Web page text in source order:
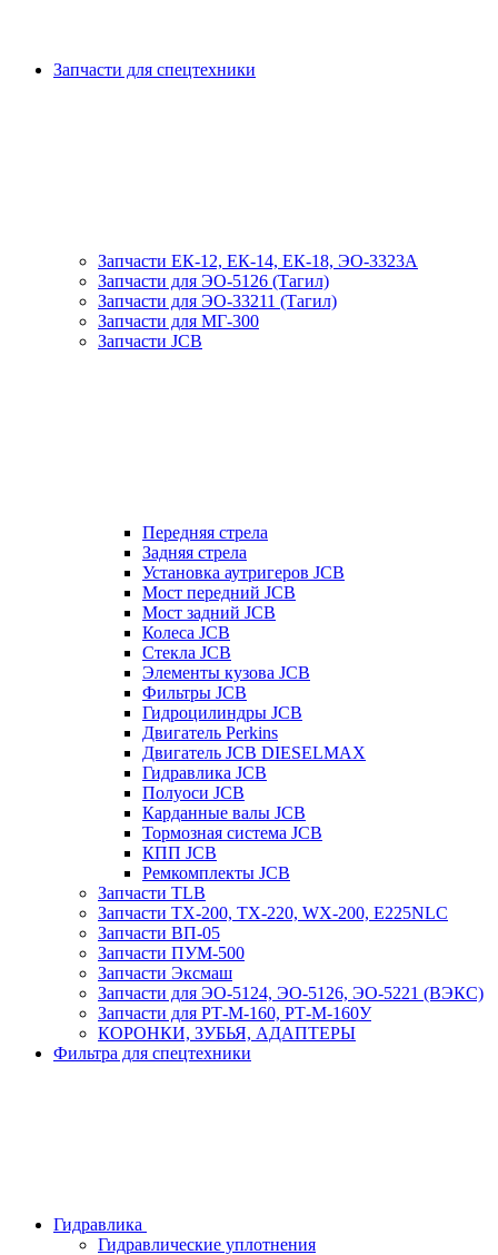
Запчасти для спецтехники
Запчасти ЕК-12, ЕК-14, ЕК-18, ЭО-3323А
Запчасти для ЭО-5126 (Тагил)
Запчасти для ЭО-33211 (Тагил)
Запчасти для МГ-300
Запчасти JCB
Передняя стрела
Задняя стрела
Установка аутригеров JCB
Мост передний JCB
Мост задний JCB
Колеса JCB
Стекла JCB
Элементы кузова JCB
Фильтры JCB
Гидроцилиндры JCB
Двигатель Perkins
Двигатель JCB DIESELMAX
Гидравлика JCB
Полуоси JCB
Карданные валы JCB
Тормозная система JCB
КПП JCB
Ремкомплекты JCB
Запчасти TLB
Запчасти TX-200, TX-220, WX-200, E225NLC
Запчасти ВП-05
Запчасти ПУМ-500
Запчасти Эксмаш
Запчасти для ЭО-5124, ЭО-5126, ЭО-5221 (ВЭКС)
Запчасти для РТ-М-160, РТ-М-160У
КОРОНКИ, ЗУБЬЯ, АДАПТЕРЫ
Фильтра для спецтехники
Гидравлика
Гидравлические уплотнения